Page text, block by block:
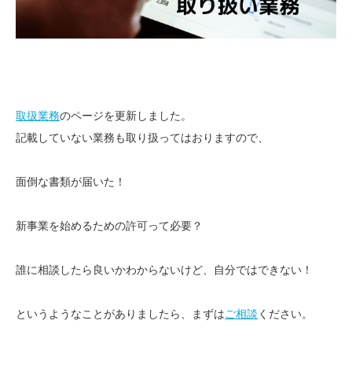
取扱業務のページを更新しました。
記載していない業務も取り扱ってはおりますので、
面倒な書類が届いた！
新事業を始めるための許可って必要？
誰に相談したら良いかわからないけど、自分ではできない！
というようなことがありましたら、まずはご相談 ください。